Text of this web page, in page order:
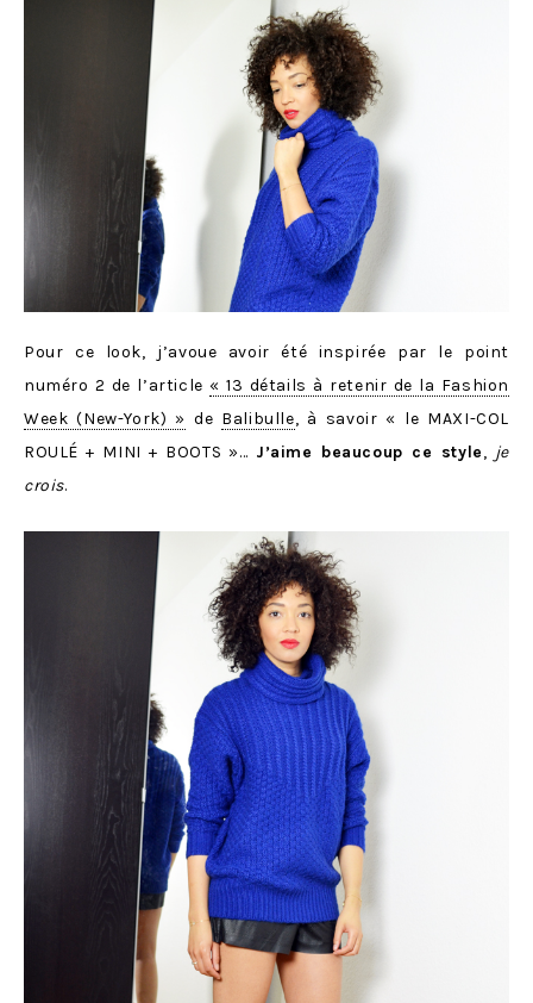
Pour ce look, j’avoue avoir été inspirée par le point
numéro 2 de l’article « 13 détails à retenir de la Fashion
Week (New-York) » de Balibulle, à savoir « le MAXI-COL
ROULÉ + MINI + BOOTS »… J’aime beaucoup ce style, je
crois.